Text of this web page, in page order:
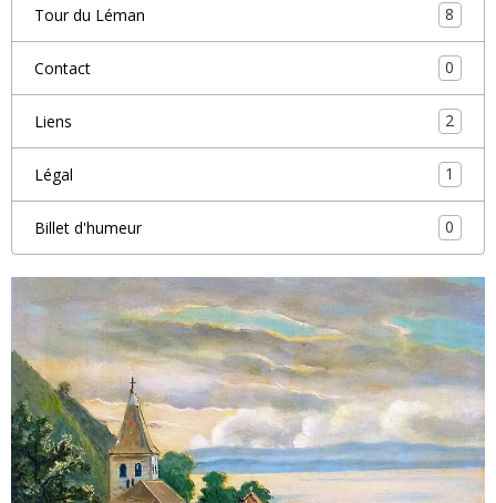
Tour du Léman 8
Contact 0
Liens 2
Légal 1
Billet d'humeur 0